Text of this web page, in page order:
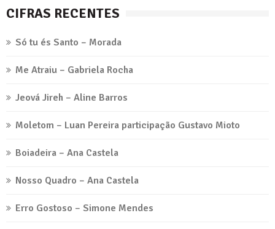
CIFRAS RECENTES
Só tu és Santo – Morada
Me Atraiu – Gabriela Rocha
Jeová Jireh – Aline Barros
Moletom – Luan Pereira participação Gustavo Mioto
Boiadeira – Ana Castela
Nosso Quadro – Ana Castela
Erro Gostoso – Simone Mendes